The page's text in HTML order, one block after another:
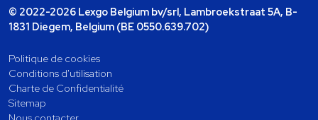
© 2022-2026 Lexgo Belgium bv/srl, Lambroekstraat 5A, B-
1831 Diegem, Belgium (BE 0550.639.702)
Politique de cookies
Conditions d'utilisation
Charte de Confidentialité
Sitemap